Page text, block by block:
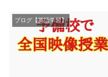
ブログ【英語学習】